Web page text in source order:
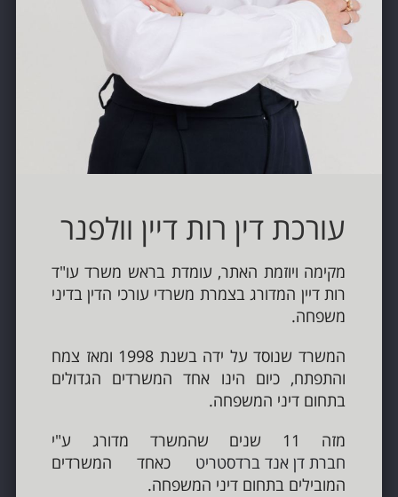
עורכת דין רות דיין וולפנר
מקימה ויוזמת האתר, עומדת בראש משרד עו"ד
רות דיין המדורג בצמרת משרדי עורכי הדין בדיני
משפחה.
המשרד שנוסד על ידה בשנת 1998 ומאז צמח
והתפתח, כיום הינו אחד המשרדים הגדולים
בתחום דיני המשפחה.
מזה 11 שנים שהמשרד מדורג ע"י
חברת דן אנד ברדסטריט כאחד המשרדים
המובילים בתחום דיני המשפחה.